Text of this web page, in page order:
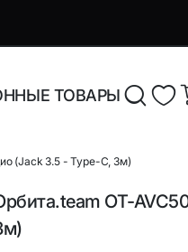
блоки питания и
устройства
ТОВАРЫ
(Jack 3.5 - Type-C, 3м)
OT-